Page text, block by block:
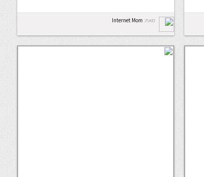
מאת: Internet Mom